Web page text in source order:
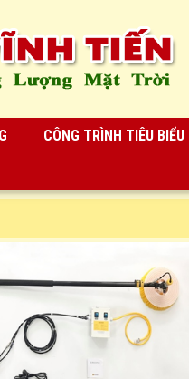
CÔNG TRÌNH TIÊU BIỂU